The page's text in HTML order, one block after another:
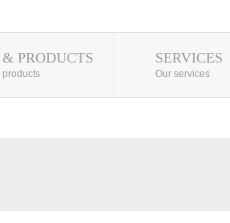
PRODUCTS
products
SERVICES
Our services